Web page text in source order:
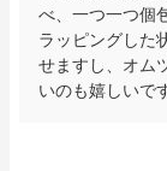
べ、一つ一つ個
ラッピングした
せますし、オム
いのも嬉しいで